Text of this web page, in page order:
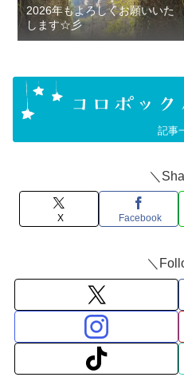
2026年もよろしくお願いいた
します☆彡
記事
＼
X Facebook
＼